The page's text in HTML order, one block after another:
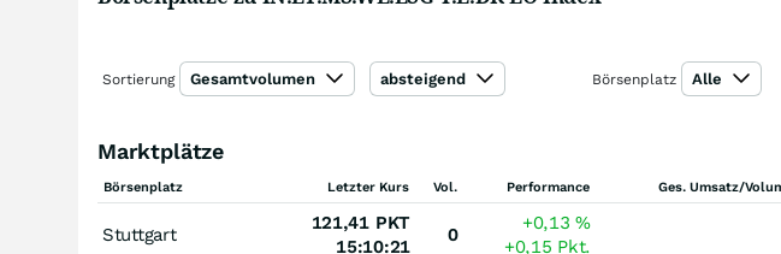
Sortierung Gesamtvolumen absteigend Börsenplatz Alle
Marktplätze
Börsenplatz Letzter Kurs Vol. Performance Ges. Umsatz/
Stuttgart
121,41 PKT
15:10:21
0
+0,13%
+0,15 Pkt.